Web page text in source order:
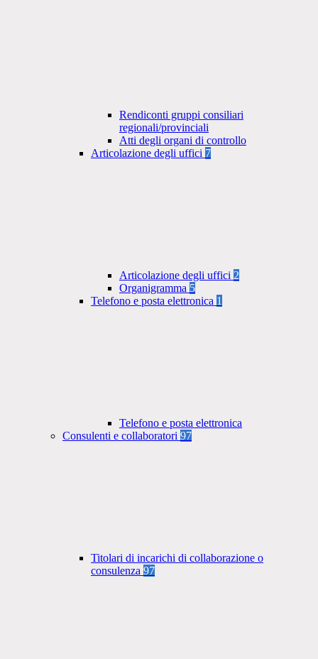
Rendiconti gruppi consiliari
regionali/provinciali
Atti degli organi di controllo
Articolazione degli uffici 7
Articolazione degli uffici 2
Organigramma 5
Telefono e posta elettronica 1
Telefono e posta elettronica
Consulenti e collaboratori 97
Titolari di incarichi di collaborazione o
consulenza 97